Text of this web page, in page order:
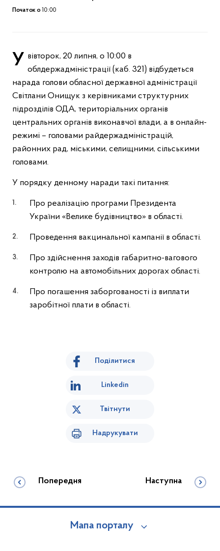
Початок о 10:00
У вівторок, 20 липня, о 10:00 в облдержадміністрації (каб. 321) відбудеться
нарада голови обласної державної адміністрації
Світлани Онищук з керівниками структурних
підрозділів ОДА, територіальних органів
центральних органів виконавчої влади, а в онлайн-
режимі – головами райдержадміністрацій,
районних рад, міськими, селищними, сільськими
головами.
У порядку денному наради такі питання:
Про реалізацію програми Президента
України «Велике будівництво» в області.
Проведення вакцинальної кампанії в області.
Про здійснення заходів габаритно-вагового
контролю на автомобільних дорогах області.
Про погашення заборгованості із виплати
заробітної плати в області.
Поділитися
Linkedin
Твітнути
Надрукувати
Попередня Наступна
Мапа порталу